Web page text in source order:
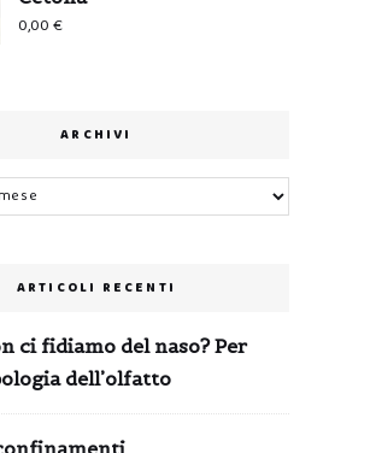
0,00€
ARCHIVI
ARTICOLI RECENTI
ci fidiamo del naso? Per
dell’olfatto